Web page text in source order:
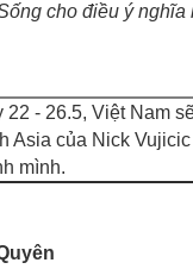
cho điều ý nghĩa
22 - 26.5, Việt Nam
Asia của Nick
mình.